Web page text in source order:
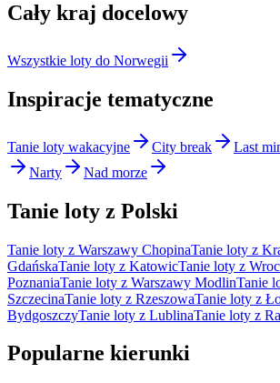
Cały kraj docelowy
Wszystkie loty do Norwegii
Inspiracje tematyczne
Tanie loty wakacyjne City break Last
Narty
Nad morze
Tanie loty z Polski
Tanie loty z Warszawy ChopinaTanie loty z
GdańskaTanie loty z KatowicTanie loty z
PoznaniaTanie loty z Warszawy ModlinTanie
SzczecinaTanie loty z RzeszowaTanie loty z
BydgoszczyTanie loty z LublinaTanie loty z
Popularne kierunki